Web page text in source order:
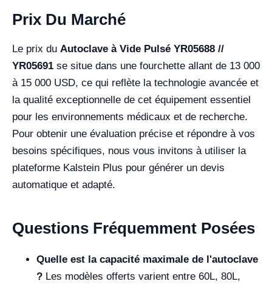
Prix Du Marché
Le prix du Autoclave à Vide Pulsé YR05688 //
YR05691 se situe dans une fourchette allant de 13 000
à 15 000 USD, ce qui reflète la technologie avancée et
la qualité exceptionnelle de cet équipement essentiel
pour les environnements médicaux et de recherche.
Pour obtenir une évaluation précise et répondre à vos
besoins spécifiques, nous vous invitons à utiliser la
plateforme Kalstein Plus pour générer un devis
automatique et adapté.
Questions Fréquemment Posées
Quelle est la capacité maximale de l'autoclave
? Les modèles offerts varient entre 60L, 80L,